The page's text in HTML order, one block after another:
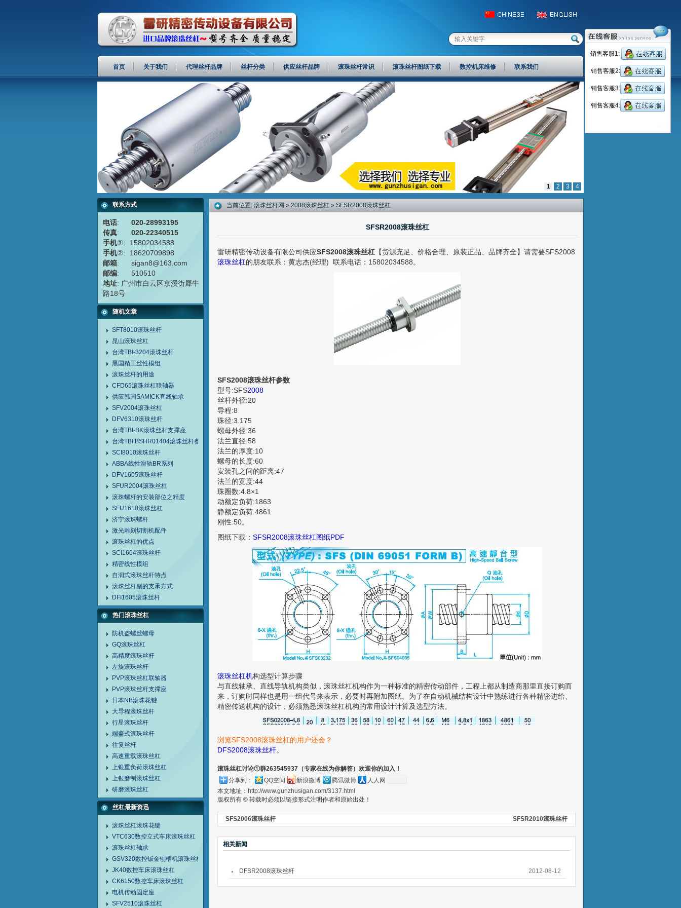
首页 关于我们 代理丝杆品牌 丝杆分类 供应丝杆品牌 滚珠丝杆常识 滚珠丝杆图纸下载 数控机床维修 联系我们
1 2 3 4
联系方式
电话: 020-28993195
传真:
020-22340515
手机①: 15802034588
手机②: 18620709898
邮箱: sigan8@163.com
邮编: 510510
地址: 广州市白云区京溪街犀牛
路18号
随机文章
SFT8010滚珠丝杆
昆山滚珠丝杠
台湾TBI-3204滚珠丝杆
黑国精工丝性模组
滚珠丝杆的用途
CFD65滚珠丝杠联轴器
供应韩国SAMICK直线轴承
SFV2004滚珠丝杠
DFV6310滚珠丝杆
台湾TBI-BK滚珠丝杆支撑座
台湾TBI BSHR01404滚珠丝杆参数价格
SCI8010滚珠丝杆
ABBA线性滑轨BR系列
DFV1605滚珠丝杆
SFUR2004滚珠丝杠
滚珠螺杆的安装部位之精度
SFU1610滚珠丝杠
济宁滚珠螺杆
激光雕刻切割机配件
滚珠丝杠的优点
SCI1604滚珠丝杆
精密线性模组
自润式滚珠丝杆特点
滚珠丝杆副的支承方式
DFI1605滚珠丝杆
热门滚珠丝杠
防机盗螺丝螺母
GQ滚珠丝杠
高精度滚珠丝杆
左旋滚珠丝杆
PVP滚珠丝杠联轴器
PVP滚珠丝杆支撑座
日本NB滚珠花键
大导程滚珠丝杆
行星滚珠丝杆
端盖式滚珠丝杆
往复丝杆
高速重载滚珠丝杠
上银重负荷滚珠丝杠
上银磨制滚珠丝杠
研磨滚珠丝杠
丝杠最新资迅
滚珠丝杠滚珠花键
VTC630数控立式车床滚珠丝杠
滚珠丝杠轴承
GSV320数控钣金刨槽机滚珠丝杠
JK40数控车床滚珠丝杠
CK6150数控车床滚珠丝杠
电机传动固定座
SFV2510滚珠丝杠
当前位置: 滚珠丝杆网 » 2008滚珠丝杠 » SFSR2008滚珠丝杠
SFSR2008滚珠丝杠
雷研精密传动设备有限公司供应SFS2008滚珠丝杠 【货源充足、价格合理、原装正品、品牌齐全】请需要SFS2008
滚珠丝杠的朋友联系：黄志杰(经理) 联系电话：15802034588。
SFS2008滚珠丝杆参数
型号:SFS2008
丝杆外径:20
导程:8
珠径:3.175
螺母外径:36
法兰直径:58
法兰的厚度:10
螺母的长度:60
安装孔之间的距离:47
法兰的宽度:44
珠圈数:4.8×1
动额定负荷:1863
静额定负荷:4861
刚性:50。
图纸下载： SFSR2008滚珠丝杠图纸PDF
滚珠丝杠机构选型计算步骤
与直线轴承、直线导轨机构类似，滚珠丝杠机构作为一种标准的精密传动部件，工程上都从制造商那里直接订购而
来，订购时同样也是用一组代号来表示，必要时再附加图纸。为了在自动机械结构设计中熟练进行各种精密进给、
精密传送机构的设计，必须熟悉滚珠丝杠机构的常用设计计算及选型方法。
浏览SFS2008滚珠丝杠的用户还会？
DFS2008滚珠丝杆。
滚珠丝杠讨论①群263545937（专家在线为你解答）欢迎你的加入！
分享到：
QQ空间 新浪微博 腾讯微博
人人网
本文地址： http://www.gunzhusigan.com/3137.html
版权所有 © 转载时必须以链接形式注明作者和原始出处！
SFS2006滚珠丝杆 SFSR2010滚珠丝杆
相关新闻
2012-08-12
DFSR2008滚珠丝杆
销售客服1:
销售客服2:
销售客服3:
销售客服4: